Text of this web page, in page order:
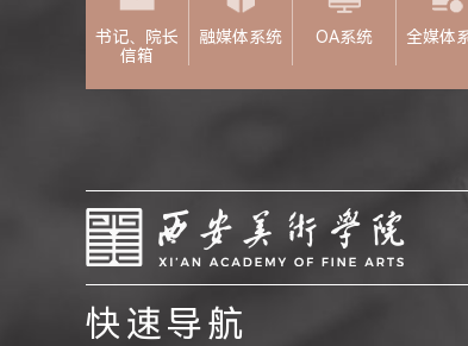
书记、院长
信箱
融媒体系统 OA系统 全媒体
快速导航